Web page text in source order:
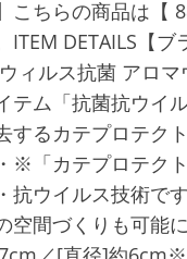
こちらの商品は
ITEM DETAILS【
ィルス抗菌 アロ
テム「抗菌抗ウイ
するカテプロテク
※「カテプロテク
抗ウイルス技術で
空間づくりも可能